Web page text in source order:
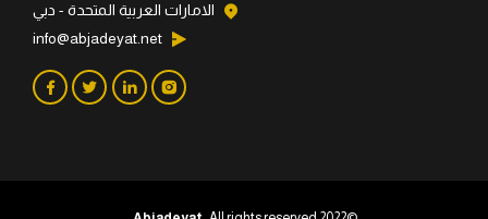
الامارات العربية المتحدة - دبي
info@abjadeyat.net